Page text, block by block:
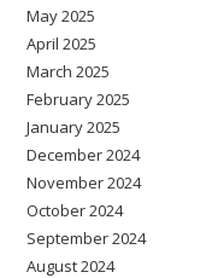
May 2025
April 2025
March 2025
February 2025
January 2025
December 2024
November 2024
October 2024
September 2024
August 2024